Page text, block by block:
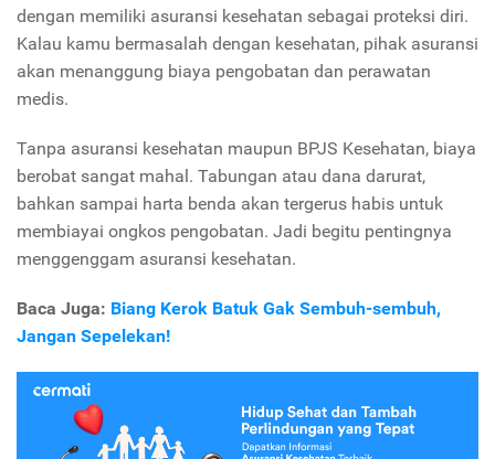
dengan memiliki asuransi kesehatan sebagai proteksi diri.
Kalau kamu bermasalah dengan kesehatan, pihak asuransi
akan menanggung biaya pengobatan dan perawatan
medis.
Tanpa asuransi kesehatan maupun BPJS Kesehatan, biaya
berobat sangat mahal. Tabungan atau dana darurat,
bahkan sampai harta benda akan tergerus habis untuk
membiayai ongkos pengobatan. Jadi begitu pentingnya
menggenggam asuransi kesehatan.
Baca Juga: Biang Kerok Batuk Gak Sembuh-sembuh,
Jangan Sepelekan!